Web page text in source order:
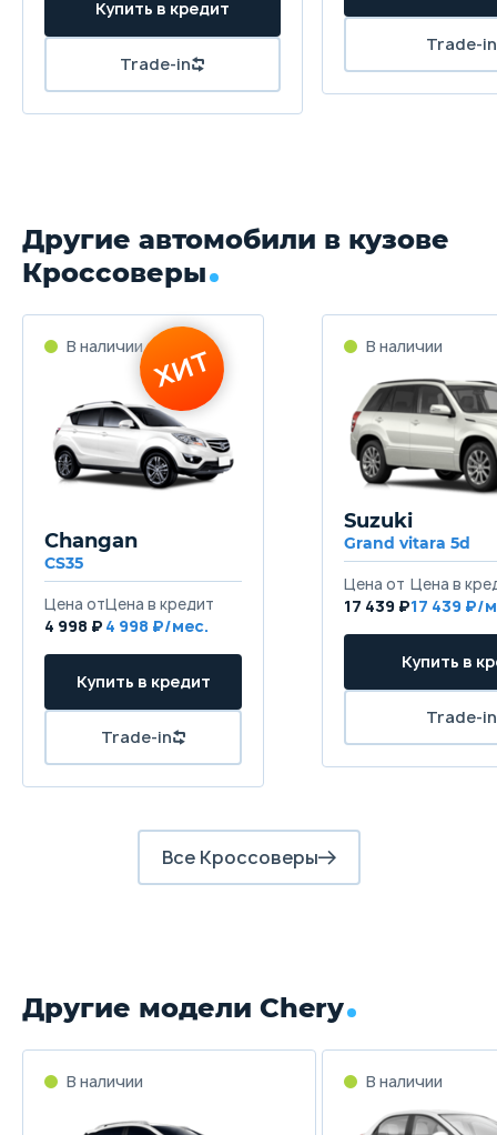
Клиренс
186 мм
Масса
Трансмиссия
Механическая
Привод
Передняя подвеска
Независимая, пружинная, типа McPherson, со
поперечной устойчивости
Задняя подвеска
Независимая, на поперечных рычагах, с
телескопическими амортизаторами и
устойчивости
Передние тормоза
Дисковые вентилируемые
Задние тормоза
Дисковые не вентилируемые
Другие автомобили в кузове
Кроссоверы
В наличии ХИТ
Changan
CS35
Цена от
4 998 ₽
Цена в кредит
4 998 ₽/мес.
Купить в кредит
Trade-in
В наличии
Suzuki
Grand vitara 5d
Цена от
17 439 ₽
Цена в
17 439 ₽/
Купить в
Trade-in
Все Кроссоверы
Другие модели Chery
В наличии В наличии